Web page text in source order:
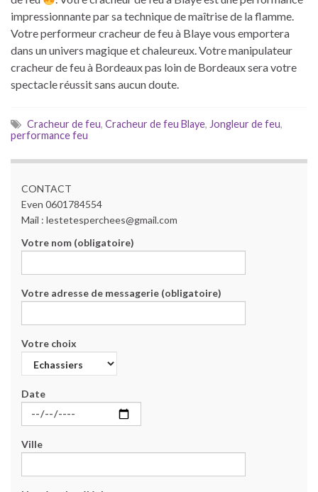
impressionnante par sa technique de maîtrise de la flamme.
Votre performeur cracheur de feu à Blaye vous emportera
dans un univers magique et chaleureux. Votre manipulateur
cracheur de feu à Bordeaux pas loin de Bordeaux sera votre
spectacle réussit sans aucun doute.
Cracheur de feu, Cracheur de feu Blaye, Jongleur de feu,
performance feu
CONTACT
Even 0601784554
Mail : lestetesperchees@gmail.com
Votre nom (obligatoire)
Votre adresse de messagerie (obligatoire)
Votre choix
Date
Ville